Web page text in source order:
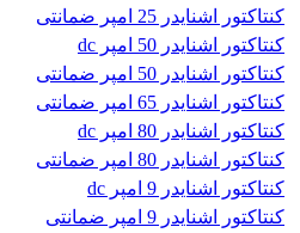
کنتاکتور اشنایدر 25 امپر ضمانتی
کنتاکتور اشنایدر 50 امپر dc
کنتاکتور اشنایدر 50 امپر ضمانتی
کنتاکتور اشنایدر 65 امپر ضمانتی
کنتاکتور اشنایدر 80 امپر dc
کنتاکتور اشنایدر 80 امپر ضمانتی
کنتاکتور اشنایدر 9 امپر dc
کنتاکتور اشنایدر 9 امپر ضمانتی